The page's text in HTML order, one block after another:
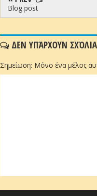
Blog post
ΔΕΝ ΥΠΆΡΧΟΥΝ ΣΧΌΛΙΑ
Σημείωση: Μόνο ένα μέλος